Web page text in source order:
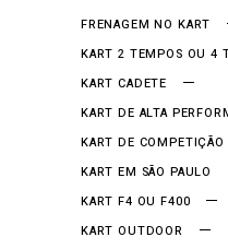
FRENAGEM NO KART
KART 2 TEMPOS OU 4
KART CADETE
KART DE ALTA
KART DE COMPETIÇÃO
KART EM SÃO PAULO
KART F4 OU F400
KART OUTDOOR